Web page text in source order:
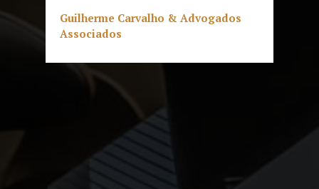
Guilherme Carvalho & Advogados
Associados